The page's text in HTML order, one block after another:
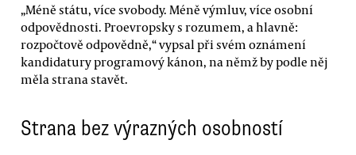
„Méně státu, více svobody. Méně výmluv, více osobní
odpovědnosti. Proevropsky s rozumem, a hlavně:
rozpočtově odpovědně,“ vypsal při svém oznámení
kandidatury programový kánon, na němž by podle něj
měla strana stavět.
Strana bez výrazných osobností